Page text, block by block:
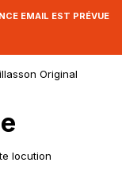
EMAIL EST PRÉVUE
Original
locution